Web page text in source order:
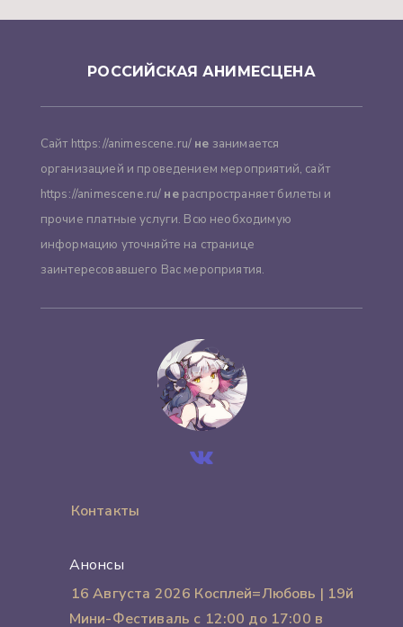
РОССИЙСКАЯ АНИМЕСЦЕНА
Сайт https://animescene.ru/ не занимается
организацией и проведением мероприятий, сайт
https://animescene.ru/ нераспространяет билеты и
прочие платные услуги. Всю необходимую
информацию уточняйте на странице
заинтересовавшего Вас мероприятия.
Контакты
Анонсы
16 Августа 2026 Косплей=Любовь | 19й
Мини-Фестиваль с 12:00 до 17:00 в